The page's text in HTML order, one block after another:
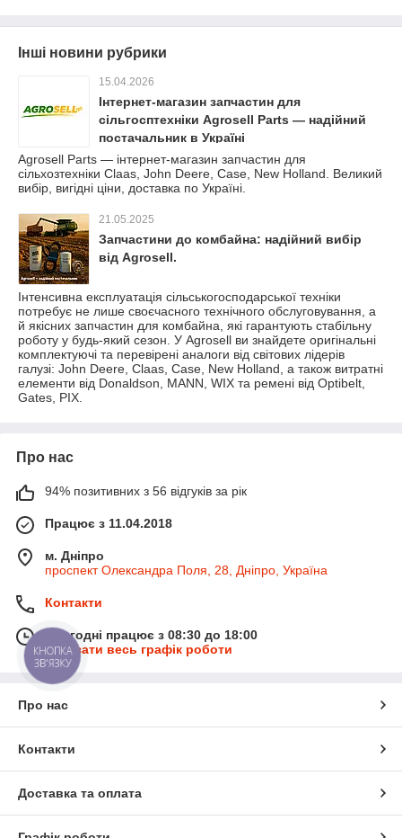
Інші новини рубрики
15.04.2026
Інтернет-магазин запчастин для
сільгосптехніки Agrosell Parts — надійний
постачальник в Україні
Agrosell Parts — інтернет-магазин запчастин для
сільхозтехніки Claas, John Deere, Case, New Holland. Великий
вибір, вигідні ціни, доставка по Україні.
21.05.2025
Запчастини до комбайна: надійний вибір
від Agrosell.
Інтенсивна експлуатація сільськогосподарської техніки
потребує не лише своєчасного технічного обслуговування, а
й якісних запчастин для комбайна, які гарантують стабільну
роботу у будь-який сезон. У Agrosell ви знайдете оригінальні
комплектуючі та перевірені аналоги від світових лідерів
галузі: John Deere, Claas, Case, New Holland, а також витратні
елементи від Donaldson, MANN, WIX та ремені від Optibelt,
Gates, PIX.
Про нас
94% позитивних з 56 відгуків за рік
Працює з 11.04.2018
м. Дніпро
проспект Олександра Поля, 28, Дніпро, Україна
Контакти
Сьогодні працює з 08:30 до 18:00
Показати весь графік роботи
Про нас
Контакти
Доставка та оплата
КНОПКА
ЗВ'ЯЗКУ